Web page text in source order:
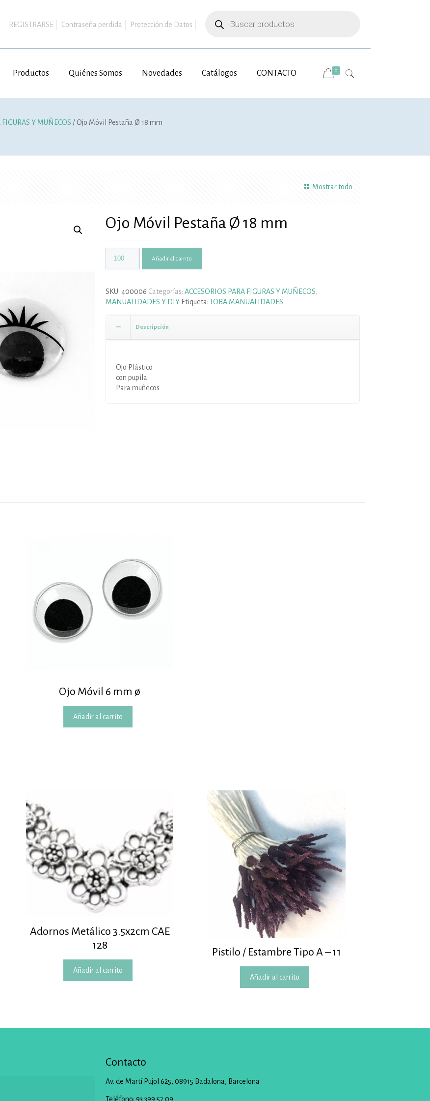
REGISTRARSE Contraseña perdida Protección de Datos
productos
Productos Quiénes Somos Novedades Catálogos CONTACTO 0
FIGURAS Y MUÑECOS / Ojo Móvil Pestaña Ø 18 mm
Mostrar todo
Ojo Móvil Pestaña Ø 18 mm
Añadir al carrito
SKU: 400006 Categorías: ACCESORIOS PARA FIGURAS Y MUÑECOS,
MANUALIDADES Y DIY Etiqueta: LOBA MANUALIDADES
Descripción
Ojo Plástico
con pupila
Para muñecos
Ojo Móvil 6 mm ø
Añadir al carrito
Adornos Metálico 3.5x2cm CAE
128
Añadir al carrito
Pistilo / Estambre Tipo A – 11
Añadir al carrito
Contacto
Av. de Martí Pujol 625, 08915 Badalona, Barcelona
Teléfono: 93 399 57 09